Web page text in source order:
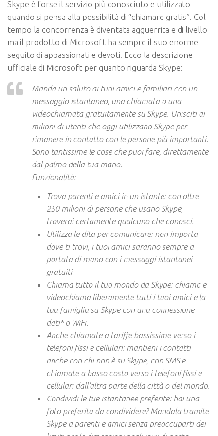
Skype è forse il servizio più conosciuto e utilizzato
quando si pensa alla possibilità di “chiamare gratis”. Col
tempo la concorrenza è diventata agguerrita e di livello
ma il prodotto di Microsoft ha sempre il suo enorme
seguito di appassionati e devoti. Ecco la descrizione
ufficiale di Microsoft per quanto riguarda Skype:
Manda un saluto ai tuoi amici e familiari con un
messaggio istantaneo, una chiamata o una
videochiamata gratuitamente su Skype. Unisciti ai
milioni di utenti che oggi utilizzano Skype per
rimanere in contatto con le persone più importanti.
Sono tantissime le cose che puoi fare, direttamente
dal palmo della tua mano.
Funzionalità:
Trova parenti e amici in un istante: con oltre
250 milioni di persone che usano Skype,
troverai certamente qualcuno che conosci.
Utilizza le dita per comunicare: non importa
dove ti trovi, i tuoi amici saranno sempre a
portata di mano con i messaggi istantanei
gratuiti.
Chiama tutto il tuo mondo da Skype: chiama e
videochiama liberamente tutti i tuoi amici e la
tua famiglia su Skype con una connessione
dati* o WiFi.
Anche chiamate a tariffe bassissime verso i
telefoni fissi e cellulari: mantieni i contatti
anche con chi non è su Skype, con SMS e
chiamate a basso costo verso i telefoni fissi e
cellulari dall’altra parte della città o del mondo.
Condividi le tue istantanee preferite: hai una
foto preferita da condividere? Mandala tramite
Skype a parenti e amici senza preoccuparti dei